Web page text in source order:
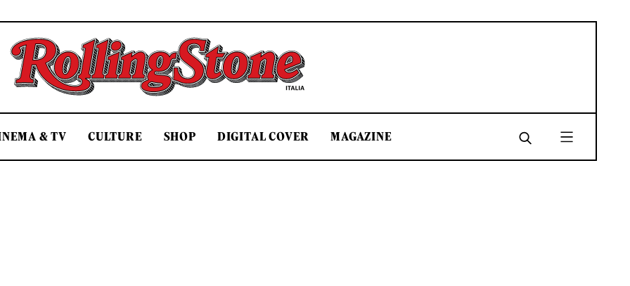
Rolling Stone Italia
& TV CULTURE SHOP DIGITAL COVER MAGAZINE